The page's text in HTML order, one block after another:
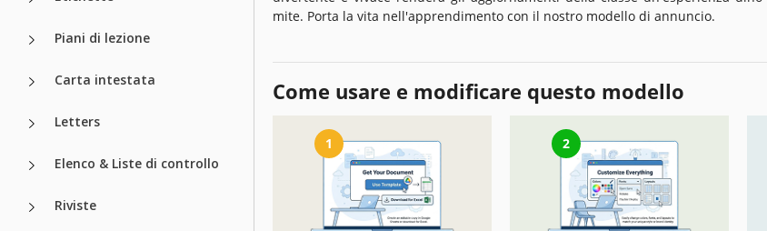
Piani di lezione
Carta intestata
Letters
Elenco & Liste di controllo
Riviste
mite. Porta la vita nell'apprendimento con il nostro modello di annuncio.
Come usare e modificare questo modello
1 2